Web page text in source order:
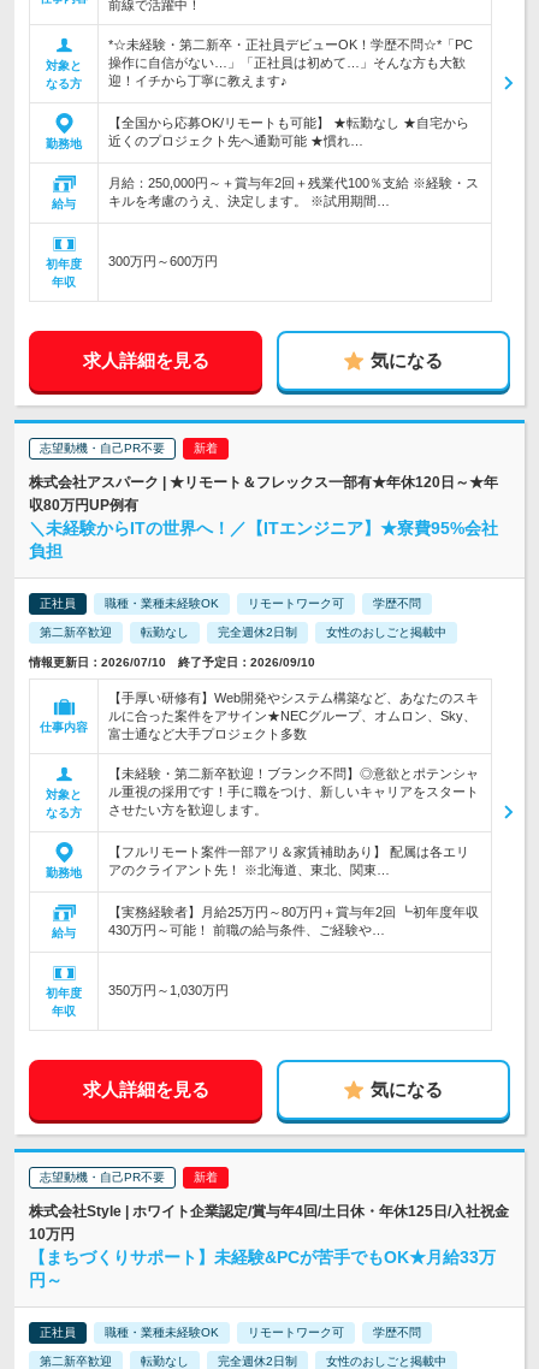
前線で活躍中！
対象と
なる方
*☆未経験・第二新卒・正社員デビューOK！学歴不問☆*「PC
操作に自信がない…」「正社員は初めて…」そんな方も大歓
迎！イチから丁寧に教えます♪
勤務地
【全国から応募OK/リモートも可能】 ★転勤なし ★自宅から
近くのプロジェクト先へ通勤可能 ★慣れ…
給与
月給：250,000円～＋賞与年2回＋残業代100％支給 ※経験・ス
キルを考慮のうえ、決定します。 ※試用期間…
初年度
年収
300万円～600万円
求人詳細を見る 気になる
志望動機・自己PR不要
株式会社アスパーク | ★リモート＆フレックス一部有★年休120日～★年
収80万円UP例有
＼未経験からITの世界へ！／【ITエンジニア】★寮費95%会社
負担
正社員 職種・業種未経験OK リモートワーク可 学歴不問
第二新卒歓迎 転勤なし 完全週休2日制 女性のおしごと掲載中
情報更新日：2026/07/10 終了予定日：2026/09/10
仕事内容
【手厚い研修有】Web開発やシステム構築など、あなたのスキ
ルに合った案件をアサイン★NECグループ、オムロン、Sky、
富士通など大手プロジェクト多数
対象と
なる方
【未経験・第二新卒歓迎！ブランク不問】◎意欲とポテンシャ
ル重視の採用です！手に職をつけ、新しいキャリアをスタート
させたい方を歓迎します。
勤務地
【フルリモート案件一部アリ＆家賃補助あり】 配属は各エリ
アのクライアント先！ ※北海道、東北、関東…
給与
【実務経験者】月給25万円～80万円＋賞与年2回 ┗初年度年収
430万円～可能！ 前職の給与条件、ご経験や…
初年度
年収
350万円～1,030万円
求人詳細を見る 気になる
志望動機・自己PR不要
株式会社Style | ホワイト企業認定/賞与年4回/土日休・年休125日/入社祝金
10万円
【まちづくりサポート】未経験&PCが苦手でもOK★月給33万
円～
正社員 職種・業種未経験OK リモートワーク可 学歴不問
第二新卒歓迎 転勤なし 完全週休2日制 女性のおしごと掲載中